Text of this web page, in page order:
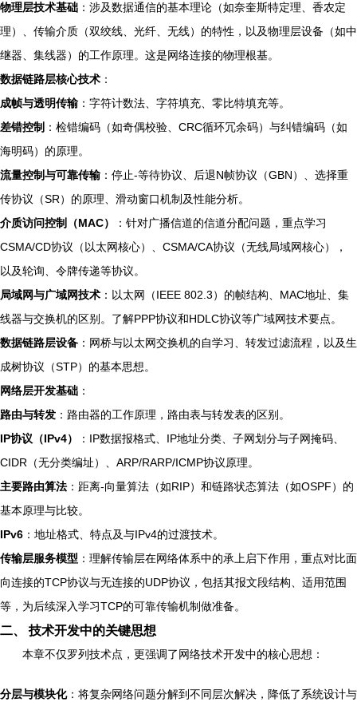
物理层技术基础 ：涉及数据通信的基本理论（如奈奎斯特定理、香农定
理）、传输介质（双绞线、光纤、无线）的特性，以及物理层设备（如中
继器、集线器）的工作原理。这是网络连接的物理根基。
数据链路层核心技术 ：
成帧与透明传输 ：字符计数法、字符填充、零比特填充等。
差错控制 ：检错编码（如奇偶校验、CRC循环冗余码）与纠错编码（如
海明码）的原理。
流量控制与可靠传输 ：停止-等待协议、后退N帧协议（GBN）、选择重
传协议（SR）的原理、滑动窗口机制及性能分析。
介质访问控制（MAC）
：针对广播信道的信道分配问题，重点学习
CSMA/CD协议（以太网核心）、CSMA/CA协议（无线局域网核心），
以及轮询、令牌传递等协议。
局域网与广域网技术 ：以太网（IEEE 802.3）的帧结构、MAC地址、集
线器与交换机的区别。了解PPP协议和HDLC协议等广域网技术要点。
数据链路层设备 ：网桥与以太网交换机的自学习、转发过滤流程，以及生
成树协议（STP）的基本思想。
网络层开发基础 ：
路由与转发 ：路由器的工作原理，路由表与转发表的区别。
IP协议（IPv4）
：IP数据报格式、IP地址分类、子网划分与子网掩码、
CIDR（无分类编址）、ARP/RARP/ICMP协议原理。
主要路由算法 ：距离-向量算法（如RIP）和链路状态算法（如OSPF）的
基本原理与比较。
IPv6 ：地址格式、特点及与IPv4的过渡技术。
传输层服务模型 ：理解传输层在网络体系中的承上启下作用，重点对比面
向连接的TCP协议与无连接的UDP协议，包括其报文段结构、适用范围
等，为后续深入学习TCP的可靠传输机制做准备。
二、 技术开发中的关键思想
本章不仅罗列技术点，更强调了网络技术开发中的核心思想：
分层与模块化：将复杂网络问题分解到不同层次解决，降低了系统设计与